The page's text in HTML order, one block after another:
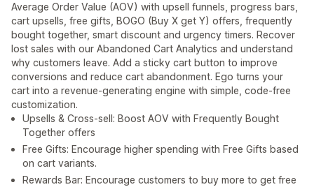
Average Order Value (AOV) with upsell funnels, progress bars,
cart upsells, free gifts, BOGO (Buy X get Y) offers, frequently
bought together, smart discount and urgency timers. Recover
lost sales with our Abandoned Cart Analytics and understand
why customers leave. Add a sticky cart button to improve
conversions and reduce cart abandonment. Ego turns your
cart into a revenue-generating engine with simple, code-free
customization.
Upsells & Cross-sell: Boost AOV with Frequently Bought
Together offers
Free Gifts: Encourage higher spending with Free Gifts based
on cart variants.
Rewards Bar: Encourage customers to buy more to get free